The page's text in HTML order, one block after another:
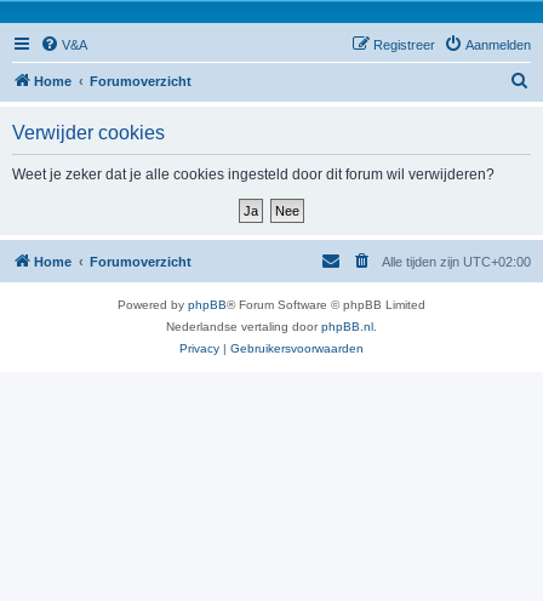
V&A Aanmelden
Registreer
Home Forumoverzicht
Verwijder cookies
Weet je zeker dat je alle cookies ingesteld door dit forum wil verwijderen?
Home Forumoverzicht Alle tijden zijn UTC+02:00
Powered by phpBB® Forum Software © phpBB Limited
Nederlandse vertaling doorphpBB.nl
Privacy | Gebruikersvoorwaarden